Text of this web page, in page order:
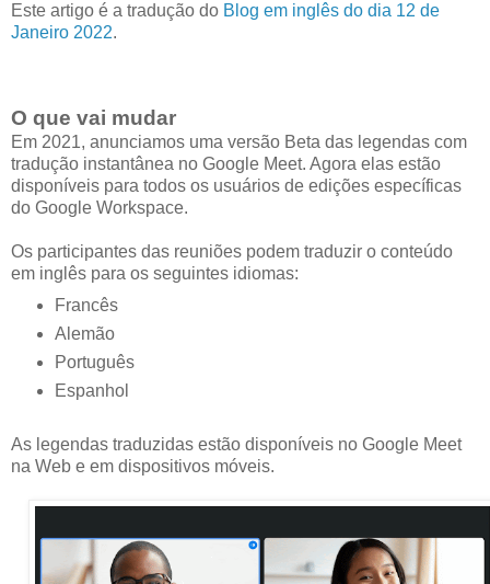
Este artigo é a tradução do Blog em inglês do dia 12 de
Janeiro 2022.
O que vai mudar
Em 2021, anunciamos uma versão Beta das legendas com
tradução instantânea no Google Meet. Agora elas estão
disponíveis para todos os usuários de edições específicas
do Google Workspace.
Os participantes das reuniões podem traduzir o conteúdo
em inglês para os seguintes idiomas:
Francês
Alemão
Português
Espanhol
As legendas traduzidas estão disponíveis no Google Meet
na Web e em dispositivos móveis.